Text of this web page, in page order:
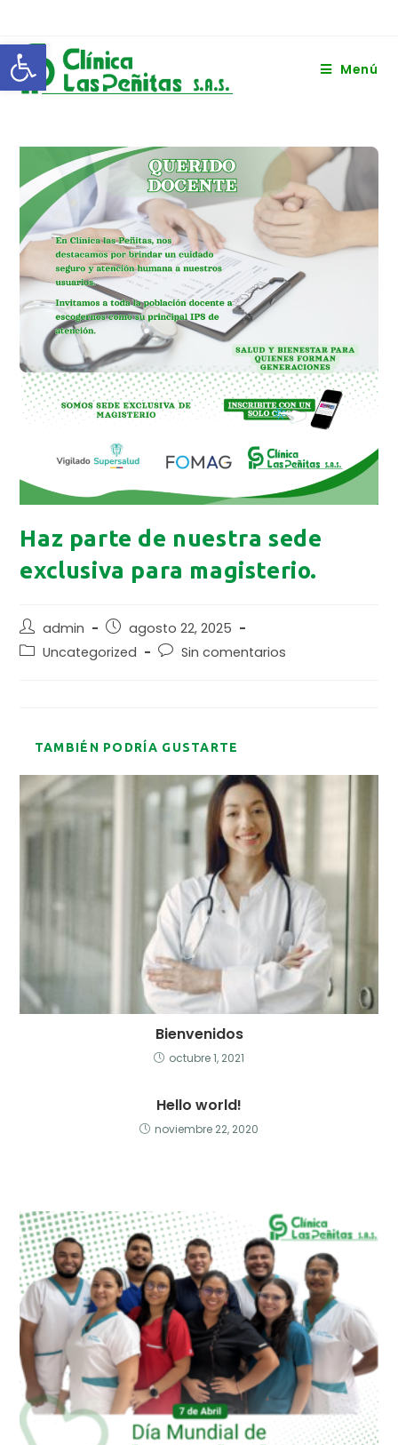
Abrir barra de herramientas Menú
Haz parte de nuestra sede
exclusiva para magisterio.
admin
agosto 22, 2025
Uncategorized
Sin comentarios
TAMBIÉN PODRÍA GUSTARTE
Bienvenidos
octubre 1, 2021
Hello world!
noviembre 22, 2020